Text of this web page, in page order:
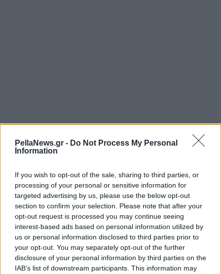
PellaNews.gr - Do Not Process My Personal
Information
If you wish to opt-out of the sale, sharing to third parties, or
processing of your personal or sensitive information for
targeted advertising by us, please use the below opt-out
section to confirm your selection. Please note that after your
opt-out request is processed you may continue seeing
interest-based ads based on personal information utilized by
us or personal information disclosed to third parties prior to
your opt-out. You may separately opt-out of the further
disclosure of your personal information by third parties on the
IAB’s list of downstream participants. This information may